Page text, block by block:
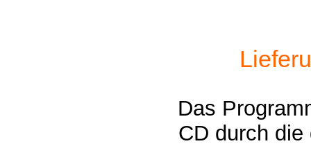
Das
CD durch